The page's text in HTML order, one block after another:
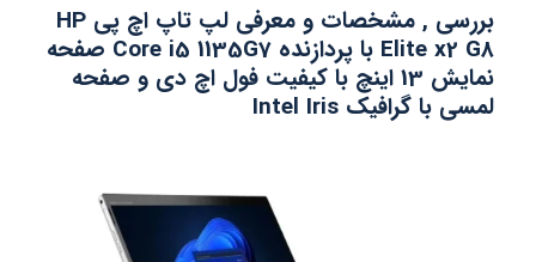
بررسی , مشخصات و معرفی لپ تاپ اچ پی HP
Elite x2 G8 با پردازنده Core i5 1135G7 صفحه
نمایش 13 اینچ با کیفیت فول اچ دی و صفحه
لمسی با گرافیک Intel Iris